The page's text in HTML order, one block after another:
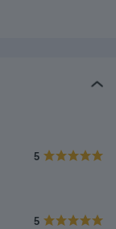
5
5